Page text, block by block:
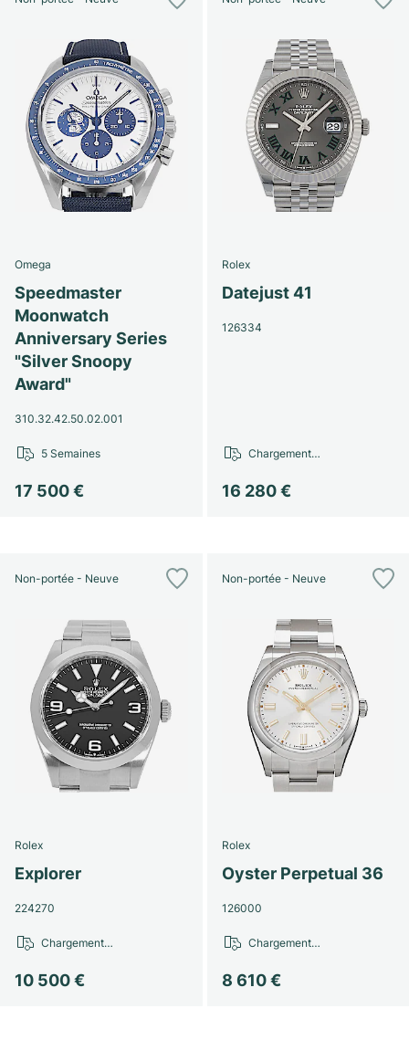
Omega
Speedmaster
Moonwatch
Anniversary Series
"Silver Snoopy
Award"
310.32.42.50.02.001
17 500 €
5 Semaines
Rolex
Datejust 41
126334
16 280 €
Chargement…
Non-portée - Neuve
Rolex
Explorer
224270
10 500 €
Chargement…
Non-portée - Neuve
Rolex
Oyster Perpetual 36
126000
8 610 €
Chargement…